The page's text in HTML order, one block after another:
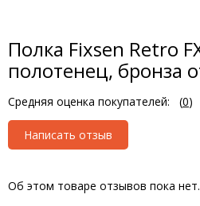
Полка Fixsen Retro
полотенец, бронза
Средняя оценка покупателей: (0)
Написать отзыв
Об этом товаре отзывов пока